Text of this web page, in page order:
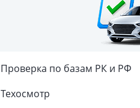
Проверка по базам РК и РФ
Техосмотр